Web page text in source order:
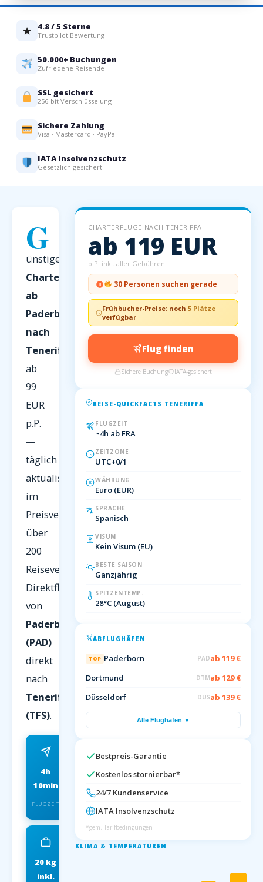
★ 4.8 / 5 Sterne
Trustpilot Bewertung
50.000+ Buchungen
Zufriedene Reisende
SSL gesichert
256-bit Verschlüsselung
Sichere Zahlung
Visa · Mastercard · PayPal
IATA Insolvenzschutz
Gesetzlich gesichert
G
ünstige
Charterflüge
ab
Paderborn
nach
Teneriffa
ab
99
EUR
p.P.
—
täglich
aktualisiert
im
Preisvergleich
über
200
Reiseveranstalter.
Direktflug
von
Paderborn
(PAD)
direkt
nach
Teneriffa
(TFS).
4h
10min
FLUGZEIT
ab 99 EUR
FRÜHBUCHER P.P.
20 kg
inkl.
CHARTERFLÜGE NACH TENERIFFA
ab 119 EUR
p.P. inkl. aller Gebühren
30 Personen suchen gerade
Frühbucher-Preise: noch5 Plätze
verfügbar
Flug finden
Sichere Buchung IATA-gesichert
REISE-QUICKFACTS TENERIFFA
FLUGZEIT
~4h ab FRA
ZEITZONE
UTC+0/1
WÄHRUNG
Euro (EUR)
SPRACHE
Spanisch
VISUM
Kein Visum (EU)
BESTE SAISON
Ganzjährig
SPITZENTEMP.
28°C (August)
ABFLUGHÄFEN
TOP Paderborn PADab 119 €
Dortmund
DTMab 129 €
Düsseldorf
DUSab 139 €
Alle Flughäfen ▼
Bestpreis-Garantie
Kostenlos stornierbar*
24/7 Kundenservice
IATA Insolvenzschutz
*gem. Tarifbedingungen
KLIMA & TEMPERATUREN